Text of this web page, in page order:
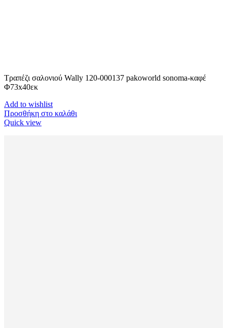
Τραπέζι σαλονιού Wally 120-000137 pakoworld sonoma-καφέ
Φ73x40εκ
Add to wishlist
Προσθήκη στο καλάθι
Quick view